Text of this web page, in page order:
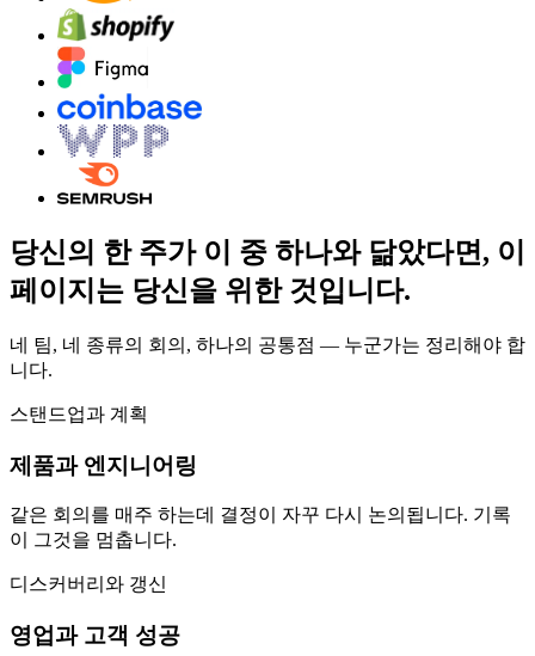
당신의 한 주가 이 중 하나와 닮았다면, 이
페이지는 당신을 위한 것입니다.
네 팀, 네 종류의 회의, 하나의 공통점 — 누군가는 정리해야 합
니다.
스탠드업과 계획
제품과 엔지니어링
같은 회의를 매주 하는데 결정이 자꾸 다시 논의됩니다. 기록
이 그것을 멈춥니다.
디스커버리와 갱신
영업과 고객 성공